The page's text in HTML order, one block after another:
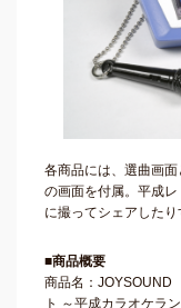
各商品には、選曲画
の画面を付属。平成
に撮ってシェアしたり
■商品概要
商品名：JOYSOUND
ト ～平成カラオケラ